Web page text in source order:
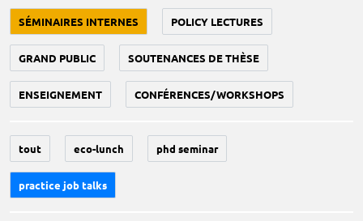
SÉMINAIRES INTERNES POLICY LECTURES
GRAND PUBLIC SOUTENANCES DE THÈSE
ENSEIGNEMENT CONFÉRENCES/WORKSHOPS
tout eco-lunch phd seminar
practice job talks